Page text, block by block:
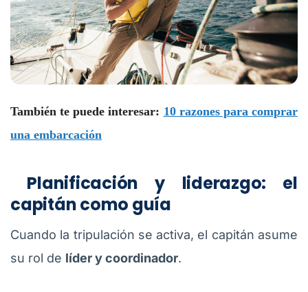
También te puede interesar: 10 razones para comprar
una embarcación
Planificación y liderazgo: el
capitán como guía
Cuando la tripulación se activa, el capitán asume
su rol de líder y coordinador.